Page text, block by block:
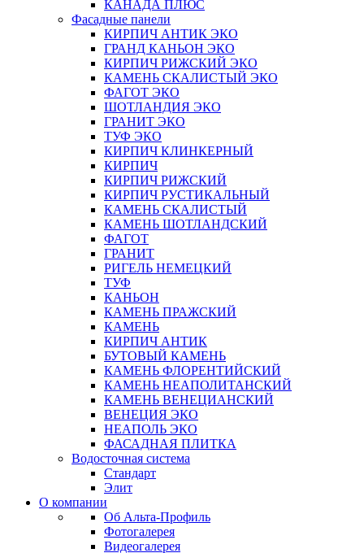
КАНАДА ПЛЮС
Фасадные панели
КИРПИЧ АНТИК ЭКО
ГРАНД КАНЬОН ЭКО
КИРПИЧ РИЖСКИЙ ЭКО
КАМЕНЬ СКАЛИСТЫЙ ЭКО
ФАГОТ ЭКО
ШОТЛАНДИЯ ЭКО
ГРАНИТ ЭКО
ТУФ ЭКО
КИРПИЧ КЛИНКЕРНЫЙ
КИРПИЧ
КИРПИЧ РИЖСКИЙ
КИРПИЧ РУСТИКАЛЬНЫЙ
КАМЕНЬ СКАЛИСТЫЙ
КАМЕНЬ ШОТЛАНДСКИЙ
ФАГОТ
ГРАНИТ
РИГЕЛЬ НЕМЕЦКИЙ
ТУФ
КАНЬОН
КАМЕНЬ ПРАЖСКИЙ
КАМЕНЬ
КИРПИЧ АНТИК
БУТОВЫЙ КАМЕНЬ
КАМЕНЬ ФЛОРЕНТИЙСКИЙ
КАМЕНЬ НЕАПОЛИТАНСКИЙ
КАМЕНЬ ВЕНЕЦИАНСКИЙ
ВЕНЕЦИЯ ЭКО
НЕАПОЛЬ ЭКО
ФАСАДНАЯ ПЛИТКА
Водосточная система
Стандарт
Элит
О компании
Об Альта-Профиль
Фотогалерея
Видеогалерея